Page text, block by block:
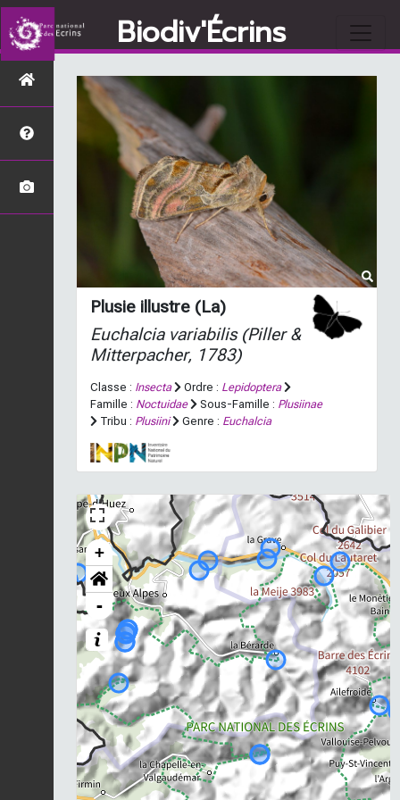
Biodiv'Écrins
Plusie illustre (La)
Euchalcia variabilis(Piller &
Mitterpacher, 1783)
Classe : Insecta Ordre : Lepidoptera
Famille : Noctuidae Sous-Famille : Plusiinae
Tribu : Plusiini Genre : Euchalcia
+
-